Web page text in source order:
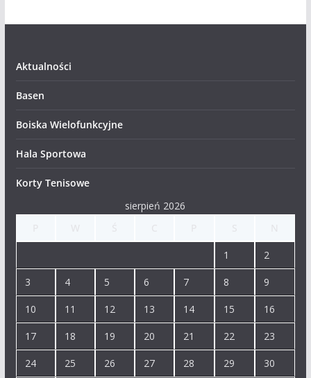
Aktualności
Basen
Boiska Wielofunkcyjne
Hala Sportowa
Korty Tenisowe
sierpień 2026
1 2
3 4 5 6 7 8 9
10 11 12 13 14 15 16
17 18 19 20 21 22 23
24 25 26 27 28 29 30